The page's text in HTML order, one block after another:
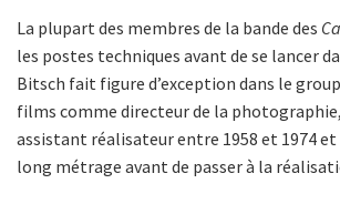
La plupart des membres de la bande des
les postes techniques avant de se lancer
Bitsch fait figure d’exception dans le
films comme directeur de la
assistant réalisateur entre 1958 et 1974 et
long métrage avant de passer à la